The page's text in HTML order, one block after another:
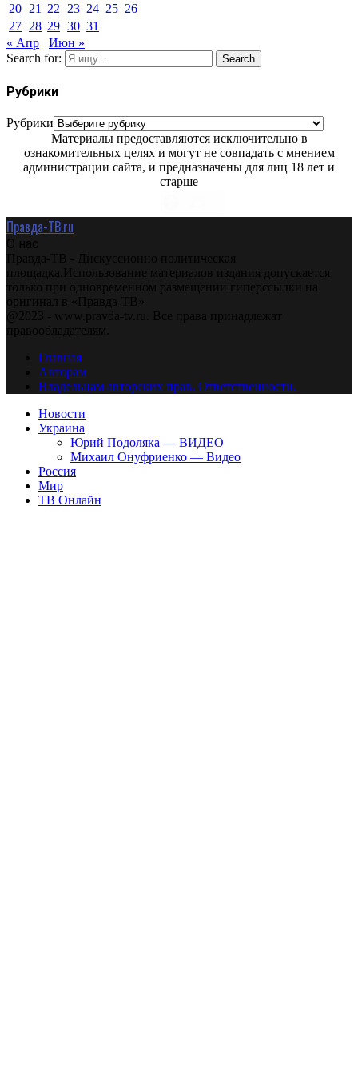
20 21 22 23 24 25 26
27 28 29 30 31
« Апр
Июн »
Search for:
Search
Рубрики
Рубрики
Материалы предоставляются исключительно в
ознакомительных целях и могут не совпадать с мнением
администрации сайта, и предназначены для лиц 18 лет и
старше
Правда-ТВ.ru
О нас
Правда-ТВ - Дискуссионно политическая
площадка.Использование материалов издания допускается
только при одновременном размещении гиперссылки на
оригинал в «Правда-ТВ»
@2023 - www.pravda-tv.ru. Все права принадлежат
правообладателям.
Главная
Авторам
Владельцам авторских прав. Ответственности.
Новости
Украина
Юрий Подоляка — ВИДЕО
Михаил Онуфриенко — Видео
Россия
Мир
ТВ Онлайн